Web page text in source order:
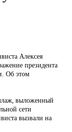
Алексея
президента
Об этом
выложенный
сети
вызвали на